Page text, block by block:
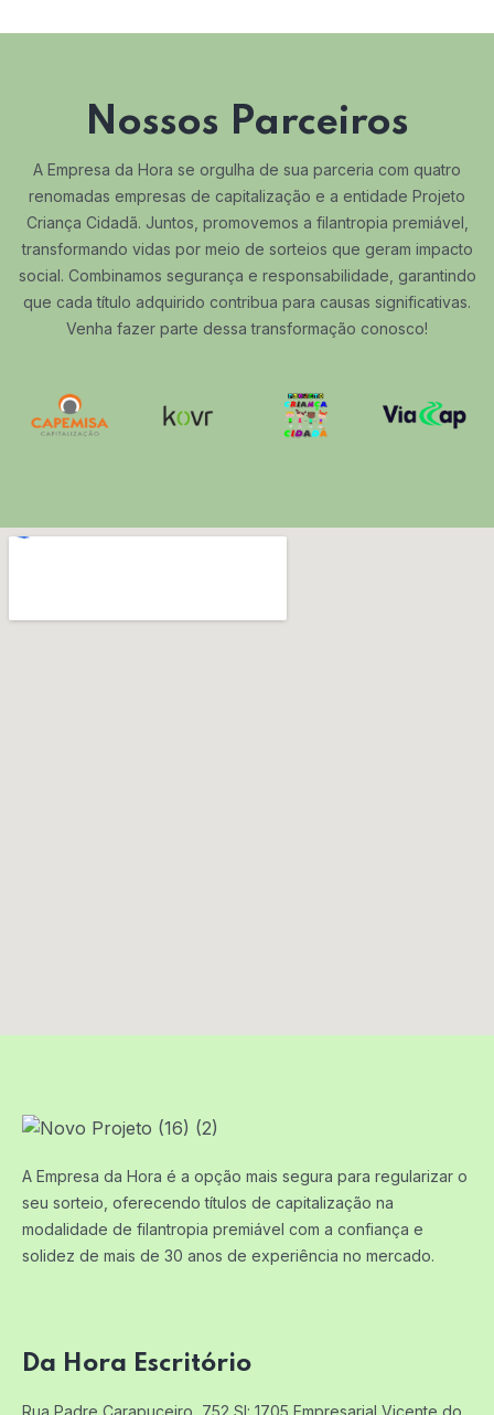
Nossos Parceiros
A Empresa da Hora se orgulha de sua parceria com quatro
renomadas empresas de capitalização e a entidade Projeto
Criança Cidadã. Juntos, promovemos a filantropia premiável,
transformando vidas por meio de sorteios que geram impacto
social. Combinamos segurança e responsabilidade, garantindo
que cada título adquirido contribua para causas significativas.
Venha fazer parte dessa transformação conosco!
A Empresa da Hora é a opção mais segura para regularizar o
seu sorteio, oferecendo títulos de capitalização na
modalidade de filantropia premiável com a confiança e
solidez de mais de 30 anos de experiência no mercado.
Da Hora Escritório
Rua Padre Carapuceiro, 752 Sl: 1705 Empresarial Vicente do